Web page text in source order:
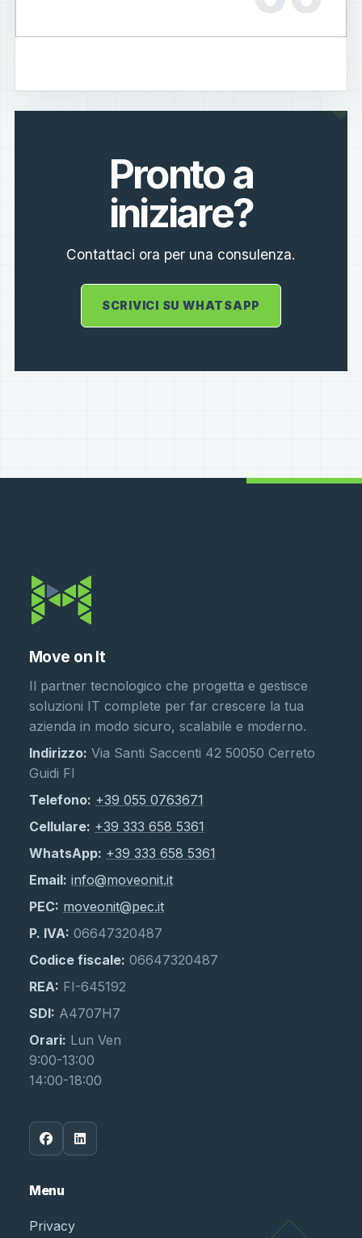
Pronto a
iniziare?
Contattaci ora per una consulenza.
SCRIVICI SU WHATSAPP
Move on It
Il partner tecnologico che progetta e gestisce
soluzioni IT complete per far crescere la tua
azienda in modo sicuro, scalabile e moderno.
Indirizzo: Via Santi Saccenti 42 50050 Cerreto
Guidi FI
Telefono: +39 055 0763671
Cellulare: +39 333 658 5361
WhatsApp: +39 333 658 5361
Email: info@moveonit.it
PEC: moveonit@pec.it
P. IVA: 06647320487
Codice fiscale: 06647320487
REA: FI-645192
SDI: A4707H7
Orari: Lun Ven
9:00-13:00
14:00-18:00
Menu
Privacy